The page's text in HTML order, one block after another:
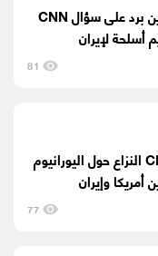
شاهد.. ترامب يحذر الصين برد على سؤال CNN
أسلحة لإيران
81
عالم سياسي يشرح لـCNN النزاع حول اليورانيوم
أمريكا وإيران
77